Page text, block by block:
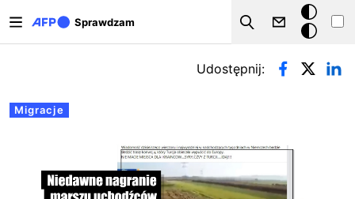
Sprawdzam
Szukaj
Tryb
ciemny
Zakładki podstawowe
Migracje
Udostępnij: